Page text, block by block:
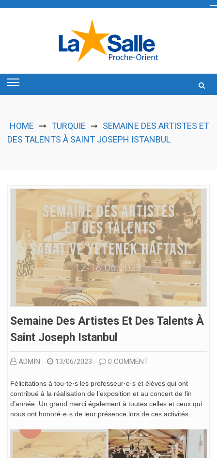
HOME TURQUIE ➞ SEMAINE DES ARTISTES ET
DES TALENTS À SAINT JOSEPH ISTANBUL
Semaine Des Artistes Et Des Talents À
Saint Joseph Istanbul
ADMIN 13/06/2023 0 COMMENT
Félicitations à tou·te·s les professeur·e·s et élèves qui ont
contribué à la réalisation de l’exposition et au concert de fin
d’année. Un grand merci également à toutes celles et ceux qui
nous ont honoré·e·s de leur présence lors de ces activités.